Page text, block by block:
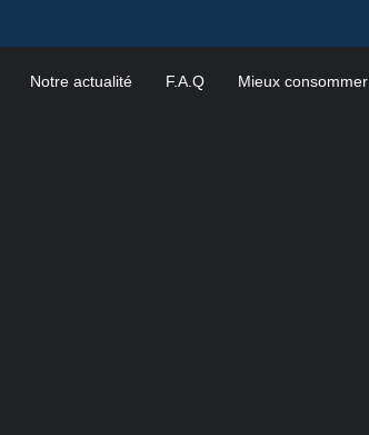
Notre actualité F.A.Q Mieux consommer